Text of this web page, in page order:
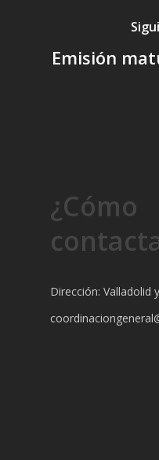
Emisión
¿Cómo
Dirección: Valladolid